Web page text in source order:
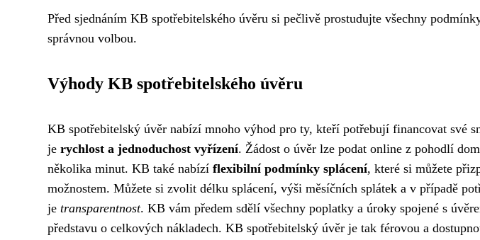
Před sjednáním KB spotřebitelského úvěru si pečlivě prostudujte všechny
správnou volbou.
Výhody KB spotřebitelského úvěru
KB spotřebitelský úvěr nabízí mnoho výhod pro ty, kteří potřebují financovat své
je rychlost a jednoduchost vyřízení. Žádost o úvěr lze podat online z pohodlí
několika minut. KB také nabízí flexibilní podmínky splácení, které si můžete
možnostem. Můžete si zvolit délku splácení, výši měsíčních splátek a v případě
je transparentnost. KB vám předem sdělí všechny poplatky a úroky spojené s
představu o celkových nákladech. KB spotřebitelský úvěr je tak férovou a